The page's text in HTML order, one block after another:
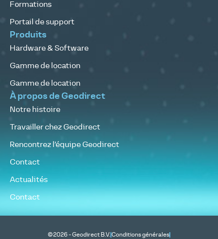
Formations
Portail de support
Produits
Hardware & Software
Gamme de location
Gamme de location
À propos de Geodirect
Notre histoire
Travailler chez Geodirect
Rencontrez l’équipe Geodirect
Contact
Actualités
Contact
©2026 - Geodirect B.V. Conditions générales